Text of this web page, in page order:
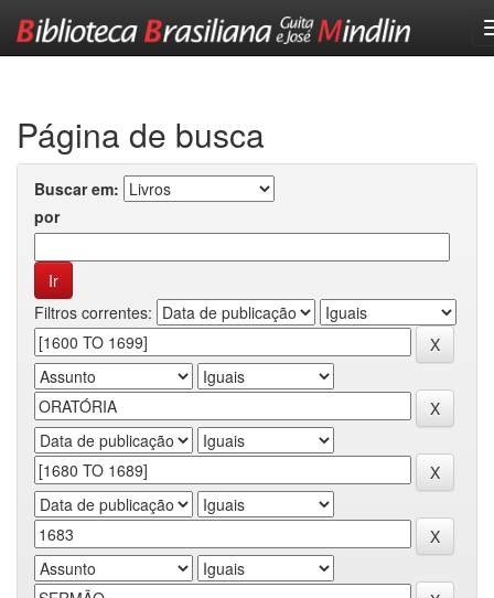
Página de busca
Buscar em:
por
Filtros correntes: